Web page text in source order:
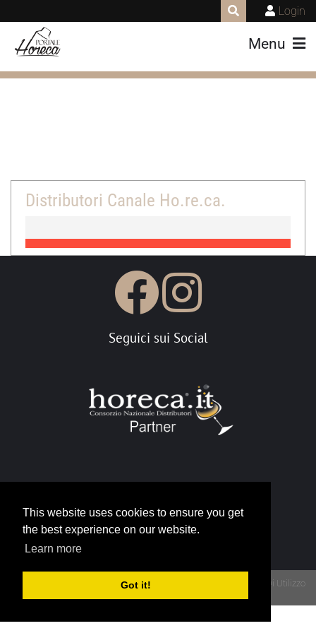
This website uses cookies to ensure you get
the best experience on our website.
Learn more
Got it!
Login
Menu
Distributori Canale Ho.re.ca.
Seguici sui Social
info@horeca.it
Termini Di Utilizzo